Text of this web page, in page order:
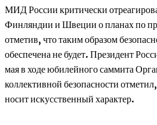
МИД России критически
Финляндии и Швеции о планах по
отметив, что таким образом
обеспечена не будет. Президент
мая в ходе юбилейного саммита
коллективной безопасности
носит искусственный характер.